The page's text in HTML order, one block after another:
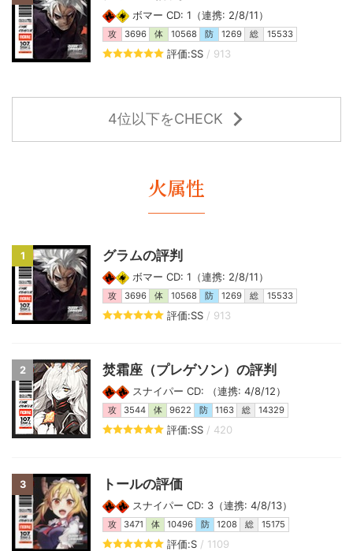
ボマー CD: 1（連携: 2/8/11）
攻 3696 体 10568 防 1269 総 15533
評価:SS / 913
4位以下をCHECK
火属性
1 グラムの評判
ボマー CD: 1（連携: 2/8/11）
攻 3696 体 10568 防 1269 総 15533
評価:SS / 913
2 焚霜座（プレゲソン）の評判
スナイパー CD: （連携: 4/8/12）
攻 3544 体 9622 防 1163 総 14329
評価:SS / 420
3 トールの評価
スナイパー CD: 3（連携: 4/8/13）
攻 3471 体 10496 防 1208 総 15175
評価:S / 1109